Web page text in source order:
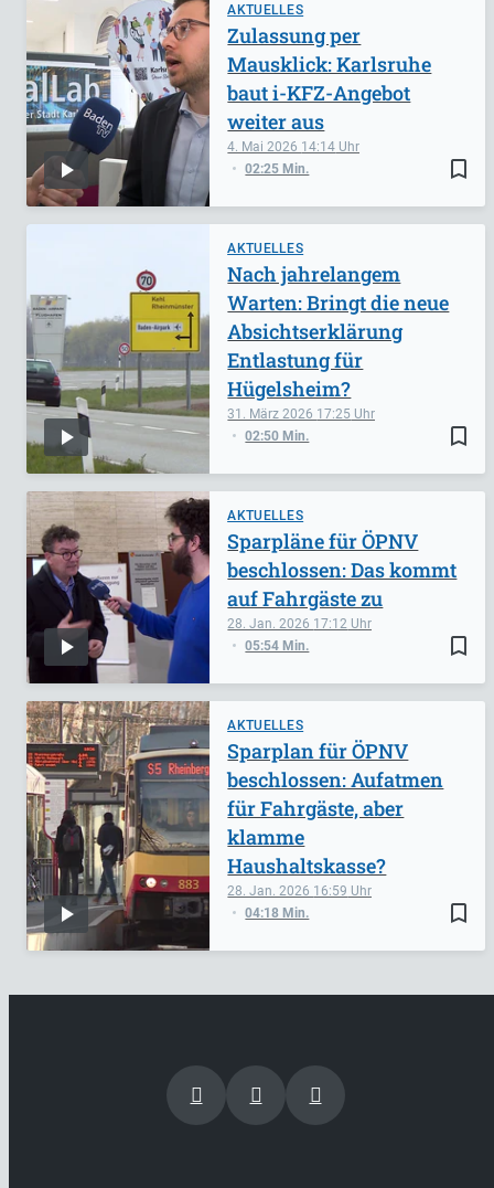
AKTUELLES
bookmark_border
4. Mai 2026 14:14
02:25 Min.
Zulassung per
Mausklick: Karlsruhe
baut i-KFZ-Angebot
weiter aus
AKTUELLES
bookmark_border
31. März 2026 17:25
02:50 Min.
Nach jahrelangem
Warten: Bringt die neue
Absichtserklärung
Entlastung für
Hügelsheim?
AKTUELLES
bookmark_border
28. Jan. 2026 17:12
05:54 Min.
Sparpläne für ÖPNV
beschlossen: Das kommt
auf Fahrgäste zu
AKTUELLES
bookmark_border
28. Jan. 2026 16:59
04:18 Min.
Sparplan für ÖPNV
beschlossen: Aufatmen
für Fahrgäste, aber
klamme
Haushaltskasse?